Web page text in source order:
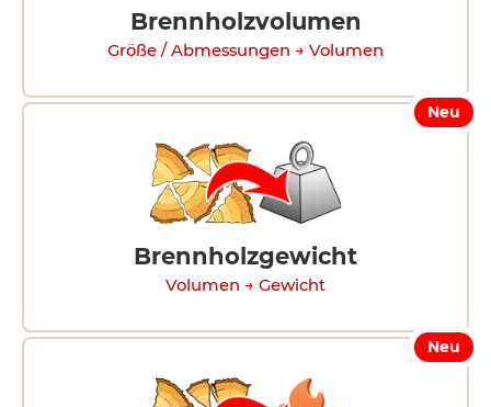
Brennholzvolumen
Größe / Abmessungen → Volumen
Neu
Brennholzgewicht
Volumen → Gewicht
Neu